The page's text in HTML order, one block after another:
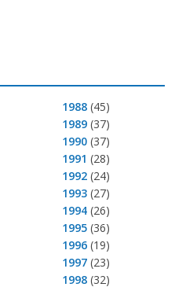
1988 (45)
1989 (37)
1990 (37)
1991 (28)
1992 (24)
1993 (27)
1994 (26)
1995 (36)
1996 (19)
1997 (23)
1998 (32)